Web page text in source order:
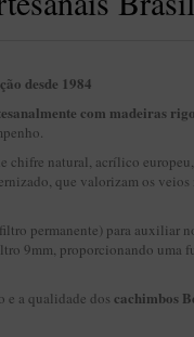
desde 1984
com madeiras
chifre natural, acrílico
que valorizam os veios
permanente) para auxiliar
9mm, proporcionando uma
e a qualidade dos cachimbos